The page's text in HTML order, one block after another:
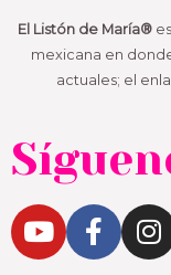
El Listón de María®
mexicana en
actuales; el